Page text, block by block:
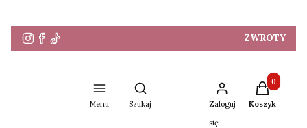
ZWROTY
Menu
Otwórz wyszukiwarkę
Szukaj
Zaloguj
się
Produkty
Koszyk